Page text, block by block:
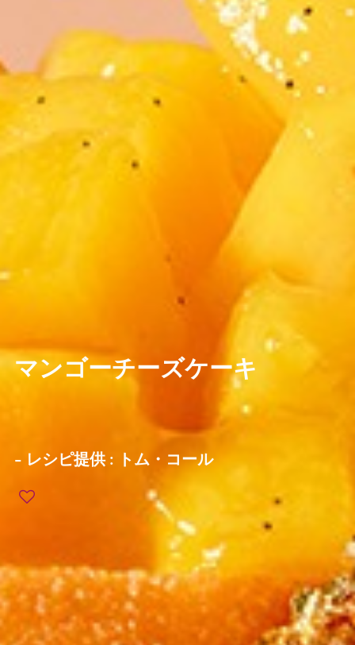
マンゴーチーズケーキ
- レシピ提供 : トム・コール